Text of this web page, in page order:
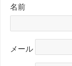
名前
メール